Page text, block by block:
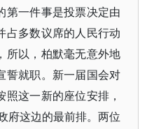
第一件事是投票决定由
占多数议席的人民行动
所以，柏默毫无意外地
誓就职。新一届国会对
这一新的座位安排，
府这边的最前排。两位